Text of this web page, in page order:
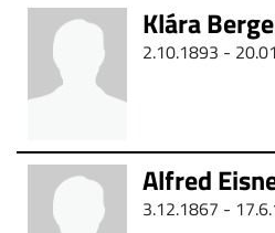
Klára
2.10.1893 -
Alfred
3.12.1867 -